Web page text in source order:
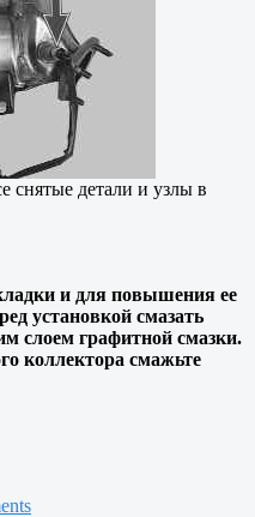
снятые детали и узлы в
и для повышения ее
установкой смазать
слоем графитной смазки.
коллектора смажьте